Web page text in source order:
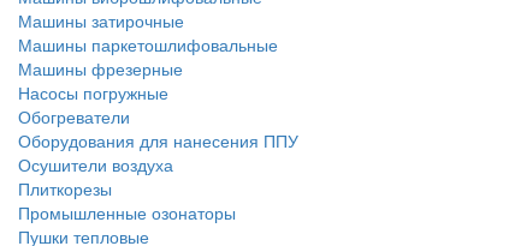
Машины затирочные
Машины паркетошлифовальные
Машины фрезерные
Насосы погружные
Обогреватели
Оборудования для нанесения ППУ
Осушители воздуха
Плиткорезы
Промышленные озонаторы
Пушки тепловые